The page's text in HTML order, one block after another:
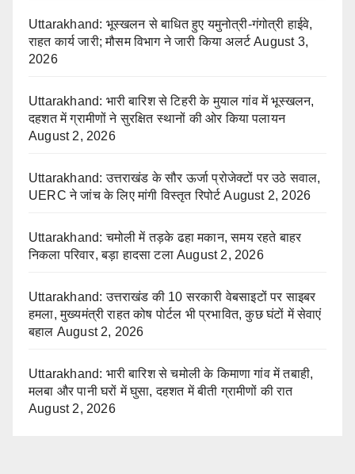
Uttarakhand: भूस्खलन से बाधित हुए यमुनोत्री-गंगोत्री हाईवे,
राहत कार्य जारी; मौसम विभाग ने जारी किया अलर्ट August 3,
2026
Uttarakhand: भारी बारिश से टिहरी के मुयाल गांव में भूस्खलन,
दहशत में ग्रामीणों ने सुरक्षित स्थानों की ओर किया पलायन
August 2, 2026
Uttarakhand: उत्तराखंड के सौर ऊर्जा प्रोजेक्टों पर उठे सवाल,
UERC ने जांच के लिए मांगी विस्तृत रिपोर्ट August 2, 2026
Uttarakhand: चमोली में तड़के ढहा मकान, समय रहते बाहर
निकला परिवार, बड़ा हादसा टला August 2, 2026
Uttarakhand: उत्तराखंड की 10 सरकारी वेबसाइटों पर साइबर
हमला, मुख्यमंत्री राहत कोष पोर्टल भी प्रभावित, कुछ घंटों में सेवाएं
बहाल August 2, 2026
Uttarakhand: भारी बारिश से चमोली के किमाणा गांव में तबाही,
मलबा और पानी घरों में घुसा, दहशत में बीती ग्रामीणों की रात
August 2, 2026